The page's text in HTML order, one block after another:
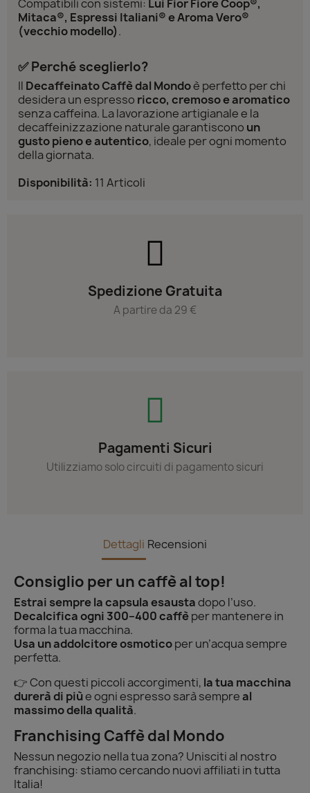
Compatibili con sistemi: Lui Fior Fiore Coop®,
Mitaca®, Espressi Italiani® e Aroma Vero®
(vecchio modello).
✅ Perché sceglierlo?
Il Decaffeinato Caffè dal Mondoè perfetto per chi
desidera un espresso ricco, cremoso e aromatico
senza caffeina. La lavorazione artigianale e la
decaffeinizzazione naturale garantiscono un
gusto pieno e autentico, ideale per ogni momento
della giornata.
Disponibilità: 11 Articoli
Spedizione Gratuita
A partire da 29 €
Pagamenti Sicuri
Utilizziamo solo circuiti di pagamento sicuri
Dettagli Recensioni
Consiglio per un caffè al top!
Estrai sempre la capsula esaustadopo l’uso.
Decalcifica ogni 300–400 caffèper mantenere in
forma la tua macchina.
Usa un addolcitore osmoticoper un’acqua sempre
perfetta.
👉 Con questi piccoli accorgimenti, la tua macchina
durerà di piùe ogni espresso sarà sempreal
massimo della qualità.
Franchising Caffè dal Mondo
Nessun negozio nella tua zona? Unisciti al nostro
franchising: stiamo cercando nuovi affiliati in tutta
Italia!